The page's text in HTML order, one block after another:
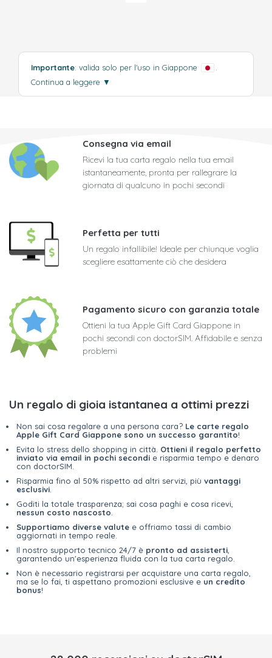
Importante: valida solo per l'uso in Giappone
Continua a leggere ▼
Consegna via email
Ricevi la tua carta regalo nella tua email
istantaneamente, pronta per rallegrare la
giornata di qualcuno in pochi secondi
Perfetta per tutti
Un regalo infallibile! Ideale per chiunque voglia
scegliere esattamente ciò che desidera
Pagamento sicuro con garanzia totale
Ottieni la tua Apple Gift Card Giappone in
pochi secondi con doctorSIM. Affidabile e senza
problemi
Un regalo di gioia istantanea a ottimi prezzi
Non sai cosa regalare a una persona cara? Le carte regalo
Apple Gift Card Giappone sono un successo garantito!
Evita lo stress dello shopping in città. Ottieni il regalo perfetto
inviato via email in pochi secondi e risparmia tempo e denaro
con doctorSIM.
Risparmia fino al 50% rispetto ad altri servizi, più vantaggi
esclusivi
Goditi la totale trasparenza; sai cosa paghi e cosa ricevi,
nessun costo nascosto
Supportiamo diverse valute e offriamo tassi di cambio
aggiornati in tempo reale.
Il nostro supporto tecnico 24/7 è pronto ad assisterti
garantendo un'esperienza fluida con la tua carta regalo.
Non è necessario registrarsi per acquistare una carta regalo,
ma se lo fai, ti aspettano promozioni esclusive e un credito
bonus!